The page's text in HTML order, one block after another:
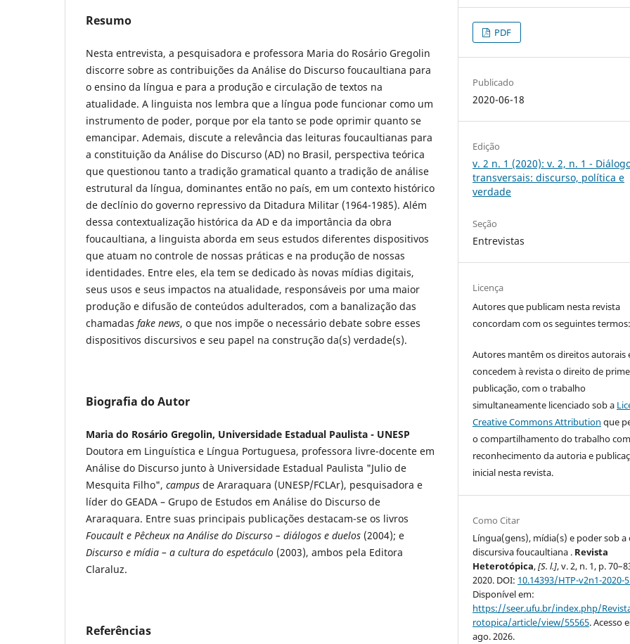
Resumo
Nesta entrevista, a pesquisadora e professora Maria do Rosário Gregolin
discorre sobre as contribuições da Análise do Discurso foucaultiana para
o ensino da língua e para a produção e circulação de textos na
atualidade. A linguista nos lembra que a língua pode funcionar como um
instrumento de poder, porque por ela tanto se pode oprimir quanto se
emancipar. Ademais, discute a relevância das leituras foucaultianas para
a constituição da Análise do Discurso (AD) no Brasil, perspectiva teórica
que questionou tanto a tradição gramatical quanto a tradição de análise
estrutural da língua, dominantes então no país, em um contexto histórico
de declínio do governo repressivo da Ditadura Militar (1964-1985). Além
dessa contextualização histórica da AD e da importância da obra
foucaultiana, a linguista aborda em seus estudos diferentes dispositivos
que atuam no controle de nossas práticas e na produção de nossas
identidades. Entre eles, ela tem se dedicado às novas mídias digitais,
seus usos e seus impactos na atualidade, responsáveis por uma maior
produção e difusão de conteúdos adulterados, com a banalização das
chamadas fake news, o que nos impõe o necessário debate sobre esses
dispositivos discursivos e seu papel na construção da(s) verdade(s).
Biografia do Autor
Maria do Rosário Gregolin, Universidade Estadual Paulista - UNESP
Doutora em Linguística e Língua Portuguesa, professora livre-docente em
Análise do Discurso junto à Universidade Estadual Paulista "Julio de
Mesquita Filho", campus de Araraquara (UNESP/FCLAr), pesquisadora e
líder do GEADA – Grupo de Estudos em Análise do Discurso de
Araraquara. Entre suas principais publicações destacam-se os livros
Foucault e Pêcheux na Análise do Discurso – diálogos e duelos (2004); e
Discurso e mídia – a cultura do espetáculo (2003), ambos pela Editora
Claraluz.
Referências
PDF
Publicado
2020-06-18
Edição
v. 2 n. 1 (2020): v. 2, n. 1 -
transversais: discurso, política e
verdade
Seção
Entrevistas
Licença
Autores que publicam nesta revista
concordam com os seguintes termos:
Autores mantêm os direitos autorais
concedem à revista o direito de
publicação, com o trabalho
simultaneamente licenciado sob a
Creative Commons Attribution que
o compartilhamento do trabalho com
reconhecimento da autoria e
inicial nesta revista.
Como Citar
Língua(gens), mídia(s) e poder sob a
discursiva foucaultiana . Revista
Heterotópica,[S. l.], v. 2, n. 1, p.
2020. DOI: 10.14393/HTP-v2n1-2020-
Disponível em:
https://seer.ufu.br/index.php/
rotopica/article/view/55565. Acesso
ago. 2026.